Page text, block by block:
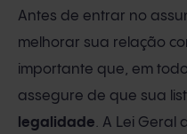
Antes de entrar no
melhorar sua relação
importante que, em
assegure de que sua
legalidade. A Lei Geral